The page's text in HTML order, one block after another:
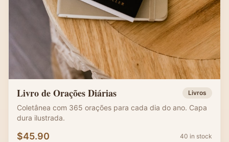
Livro de Orações Diárias Livros
Coletânea com 365 orações para cada dia do ano. Capa
dura ilustrada.
$45.90 40 in stock